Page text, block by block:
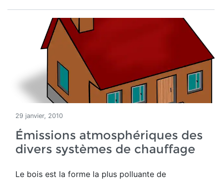
29 janvier, 2010
Émissions atmosphériques des
divers systèmes de chauffage
Le bois est la forme la plus polluante de